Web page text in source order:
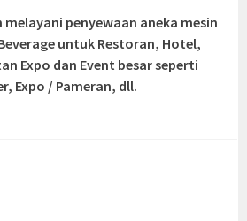
penyewaan aneka mesin
untuk Restoran, Hotel,
Expo dan Event besar seperti
Expo / Pameran, dll.